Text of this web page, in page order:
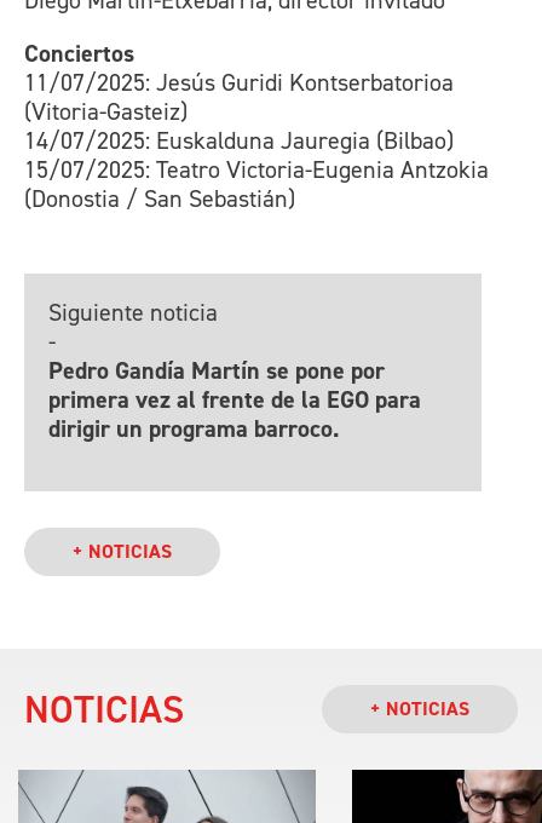
Siguiente noticia
-
Pedro Gandía Martín se pone por
primera vez al frente de la EGO para
dirigir un programa barroco.
+ NOTICIAS
Conciertos
11/07/2025: Jesús Guridi Kontserbatorioa
(Vitoria-Gasteiz)
14/07/2025: Euskalduna Jauregia (Bilbao)
15/07/2025: Teatro Victoria-Eugenia Antzokia
(Donostia / San Sebastián)
NOTICIAS + NOTICIAS